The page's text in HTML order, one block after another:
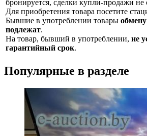
бронируется, сделки купли-продажи
Для приобретения товара посетите
Бывшие в употреблении товары
подлежат.
На товар, бывший в употреблении, не
гарантийный срок.
Популярные в разделе